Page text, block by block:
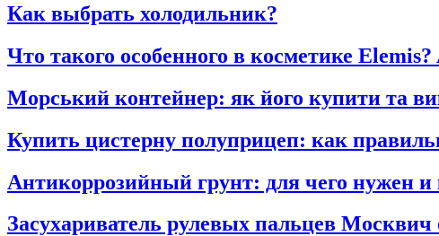
Как выбрать холодильник?
Что такого особенного в косметике
Морський контейнер: як його купити та
Купить цистерну полуприцеп: как
Антикоррозийный грунт: для чего нужен и
Засухариватель рулевых пальцев